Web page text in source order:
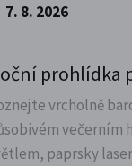
7. 8. 2026
prohlídka
vrcholně
večerním
paprsky